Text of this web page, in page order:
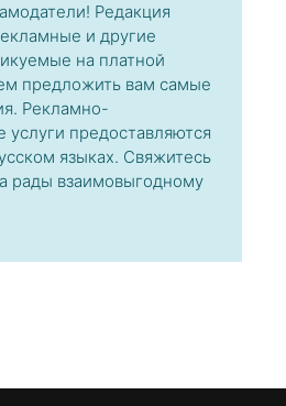
Редакция
и другие
на платной
предложить вам самые
Рекламно-
предоставляются
языках. Свяжитесь
рады взаимовыгодному